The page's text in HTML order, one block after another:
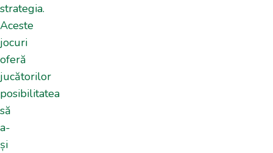
strategia.
Aceste
jocuri
oferă
jucătorilor
posibilitatea
să
a-
și